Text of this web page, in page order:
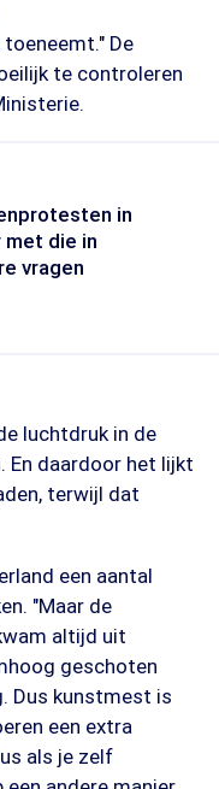
De
te controleren
in
met die in
vragen
luchtdruk in de
En daardoor het lijkt
terwijl dat
een aantal
"Maar de
altijd uit
geschoten
Dus kunstmest is
een extra
als je zelf